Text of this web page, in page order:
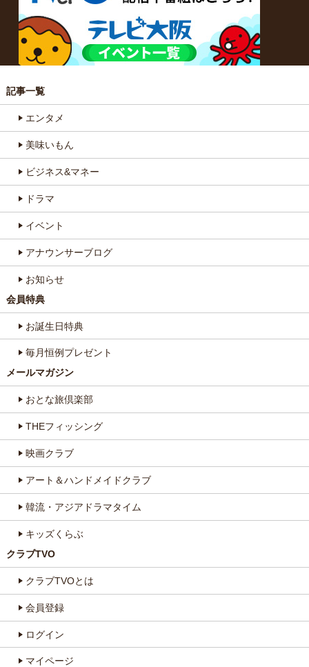
記事一覧
エンタメ
美味いもん
ビジネス&マネー
ドラマ
イベント
アナウンサーブログ
お知らせ
会員特典
お誕生日特典
毎月恒例プレゼント
メールマガジン
おとな旅倶楽部
THEフィッシング
映画クラブ
アート＆ハンドメイドクラブ
韓流・アジアドラマタイム
キッズくらぶ
クラブTVO
クラブTVOとは
会員登録
ログイン
マイページ